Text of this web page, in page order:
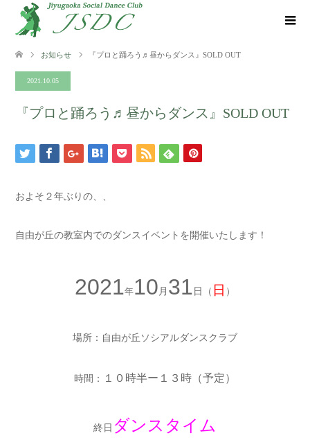
お知らせ 『プロと踊ろう♬昼からダンス』SOLD OUT
2021.10.05
『プロと踊ろう♬昼からダンス』SOLD OUT
およそ２年ぶりの、、
自由が丘の教室内でのダンスイベントを開催いたします！
2021年10 月 31 日（ 日 ）
場所：自由が丘ソシアルダンスクラブ
時間： １０時半ー１３時（予定）
終日 ダンスタイム